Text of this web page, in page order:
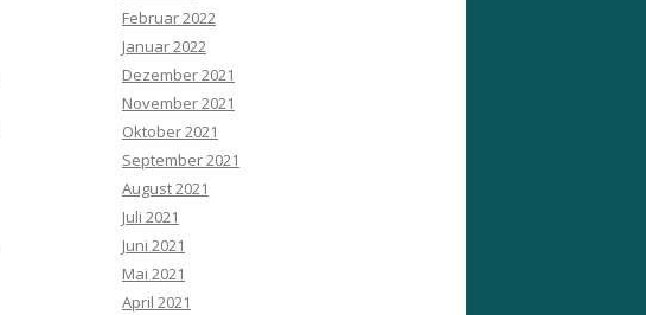
Februar 2022
Januar 2022
Dezember 2021
November 2021
Oktober 2021
September 2021
August 2021
Juli 2021
Juni 2021
Mai 2021
April 2021